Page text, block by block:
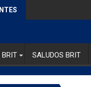
BRIT SALUDOS BRIT